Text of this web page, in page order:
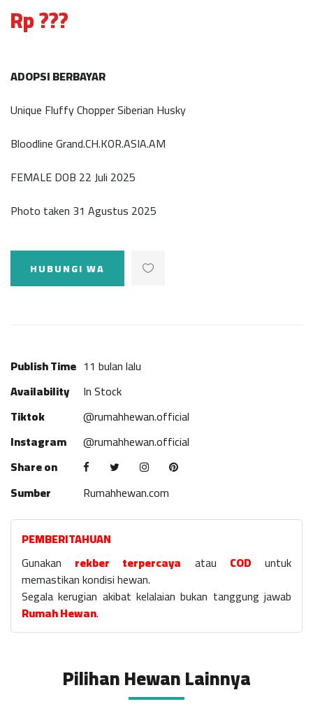
Rp ???
ADOPSI BERBAYAR
Unique Fluffy Chopper Siberian Husky
Bloodline Grand.CH.KOR.ASIA.AM
FEMALE DOB 22 Juli 2025
Photo taken 31 Agustus 2025
HUBUNGI WA
Publish Time 11 bulan lalu
Availability
In Stock
Tiktok
@rumahhewan.official
Instagram
@rumahhewan.official
Share on
Sumber
Rumahhewan.com
PEMBERITAHUAN
Gunakan rekber terpercaya atau COD untuk
memastikan kondisi hewan.
Segala kerugian akibat kelalaian bukan tanggung jawab
Rumah Hewan.
Pilihan Hewan Lainnya